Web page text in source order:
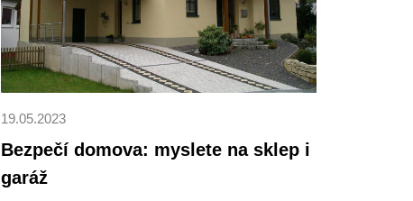
19.05.2023
Bezpečí domova: myslete na sklep i
garáž